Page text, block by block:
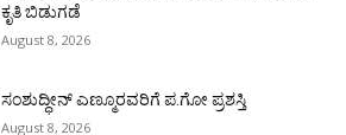
ಕೃತಿ ಬಿಡುಗಡೆ
August 8, 2026
ಸಂಶುದ್ಧೀನ್ ಎಣ್ಮೂರವರಿಗೆ ಪ.ಗೋ ಪ್ರಶಸ್ತಿ
August 8, 2026